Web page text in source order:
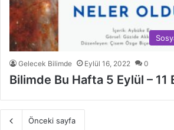
Gelecek Bilimde Eylül 16, 2022 0
Bilimde Bu Hafta 5 Eylül – 11
Önceki sayfa